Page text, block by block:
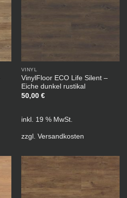
VINYL
VinylFloor ECO Life Silent –
Eiche dunkel rustikal
50,00 €
inkl. 19 % MwSt.
zzgl. Versandkosten